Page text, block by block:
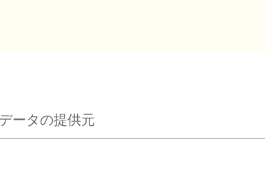
データの提供元